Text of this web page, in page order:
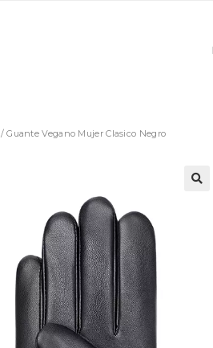
/ Guante Vegano Mujer Clasico Negro